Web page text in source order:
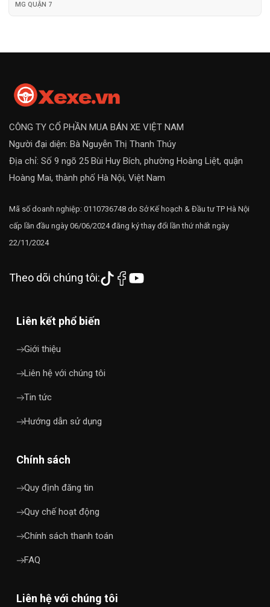
MG QUẬN 7
CÔNG TY CỔ PHẦN MUA BÁN XE VIỆT NAM
Người đại diện: Bà Nguyễn Thị Thanh Thúy
Địa chỉ: Số 9 ngõ 25 Bùi Huy Bích, phường Hoàng Liệt, quận
Hoàng Mai, thành phố Hà Nội, Việt Nam
Mã số doanh nghiệp: 0110736748 do Sở Kế hoạch & Đầu tư TP Hà Nội
cấp lần đầu ngày 06/06/2024 đăng ký thay đổi lần thứ nhất ngày
22/11/2024
Theo dõi chúng tôi:
Liên kết phổ biến
Giới thiệu
Liên hệ với chúng tôi
Tin tức
Hướng dẫn sử dụng
Chính sách
Quy định đăng tin
Quy chế hoạt động
Chính sách thanh toán
FAQ
Liên hệ với chúng tôi